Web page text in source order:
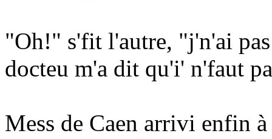
"Oh!" s'fit l'autre, "j'n'ai
docteu m'a dit qu'i' n'faut
Mess de Caen arrivi enfin